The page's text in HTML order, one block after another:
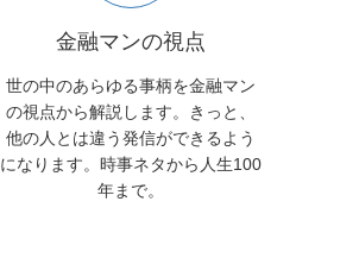
金融マンの視点
世の中のあらゆる事柄を金融マン
の視点から解説します。きっと、
他の人とは違う発信ができるよう
になります。時事ネタから人生100
年まで。